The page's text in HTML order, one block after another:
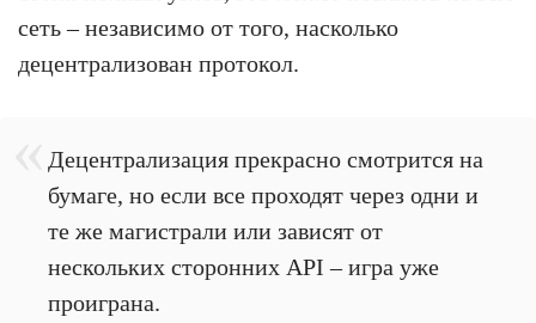
сеть – независимо от того, насколько
децентрализован протокол.
Децентрализация прекрасно смотрится на
бумаге, но если все проходят через одни и
те же магистрали или зависят от
нескольких сторонних API – игра уже
проиграна.